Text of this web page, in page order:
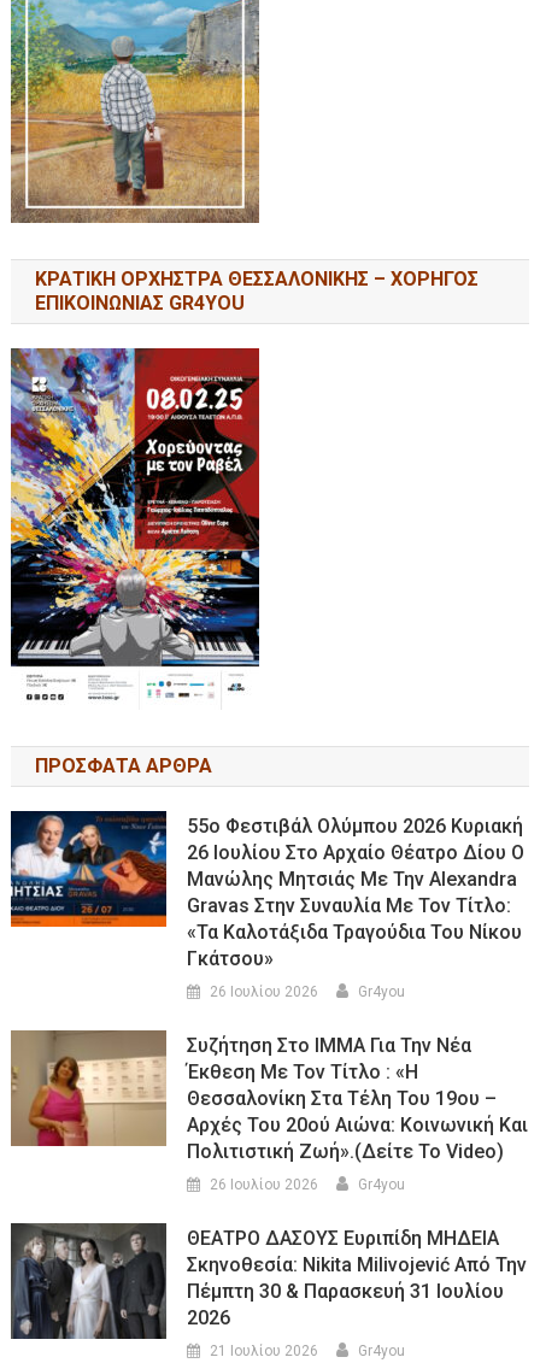
ΚΡΑΤΙΚΗ ΟΡΧΗΣΤΡΑ ΘΕΣΣΑΛΟΝΙΚΗΣ – ΧΟΡΗΓΟΣ
ΕΠΙΚΟΙΝΩΝΙΑΣ GR4YOU
ΠΡΟΣΦΑΤΑ ΑΡΘΡΑ
55ο Φεστιβάλ Ολύμπου 2026 Κυριακή
26 Ιουλίου Στο Αρχαίο Θέατρο Δίου Ο
Μανώλης Μητσιάς Με Την Alexandra
Gravas Στην Συναυλία Με Τον Τίτλο:
«τα Καλοτάξιδα Τραγούδια Του Νίκου
Γκάτσου»
26 Ιουλίου 2026 Gr4you
Συζήτηση Στο ΙΜΜΑ Για Την Νέα
Έκθεση Με Τον Τίτλο : «Η
Θεσσαλονίκη Στα Τέλη Του 19ου –
Αρχές Του 20ού Αιώνα: Κοινωνική Και
Πολιτιστική Ζωή».(Δείτε Το Video)
26 Ιουλίου 2026 Gr4you
ΘΕΑΤΡΟ ΔΑΣΟΥΣ Ευριπίδη ΜΗΔΕΙΑ
Σκηνοθεσία: Nikita Milivojević Από Την
Πέμπτη 30 & Παρασκευή 31 Ιουλίου
2026
21 Ιουλίου 2026 Gr4you